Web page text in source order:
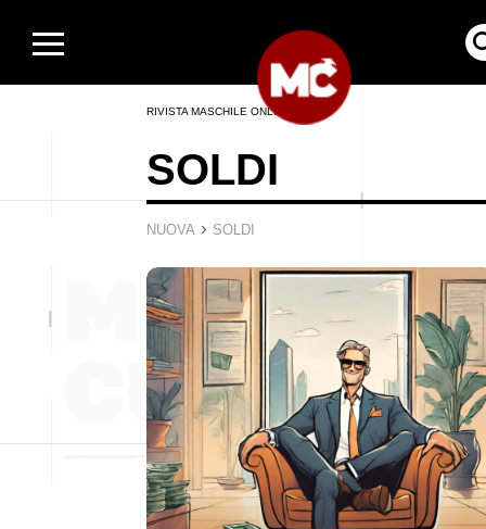
RIVISTA MASCHILE ONLINE
SOLDI
NUOVA › SOLDI